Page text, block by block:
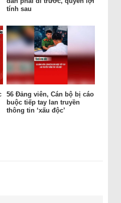
tính sau
56 Đảng viên, Cán bộ bị cáo
buộc tiếp tay lan truyền
thông tin ‘xấu độc’